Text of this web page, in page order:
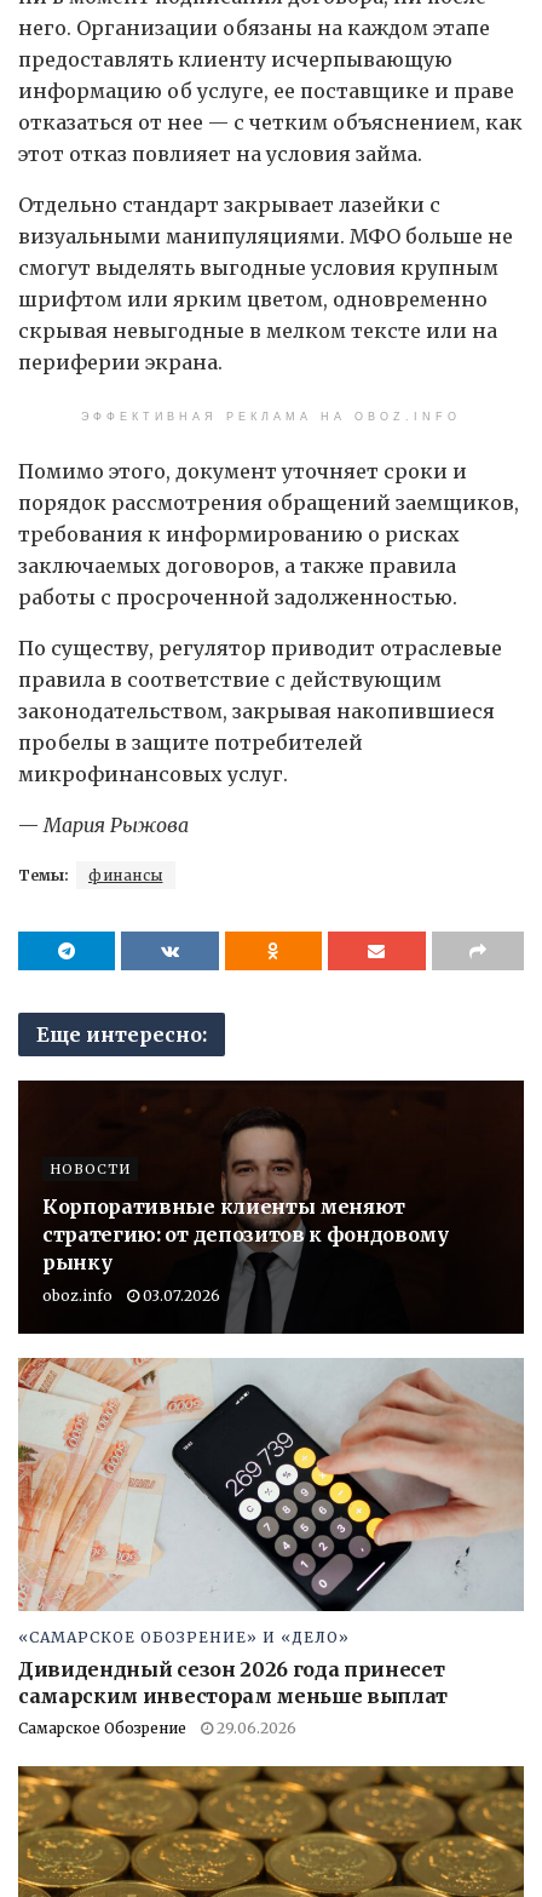
него. Организации обязаны на каждом этапе
предоставлять клиенту исчерпывающую
информацию об услуге, ее поставщике и праве
отказаться от нее — с четким объяснением, как
этот отказ повлияет на условия займа.
Отдельно стандарт закрывает лазейки с
визуальными манипуляциями. МФО больше не
смогут выделять выгодные условия крупным
шрифтом или ярким цветом, одновременно
скрывая невыгодные в мелком тексте или на
периферии экрана.
ЭФФЕКТИВНАЯ РЕКЛАМА НА OBOZ.INFO
Помимо этого, документ уточняет сроки и
порядок рассмотрения обращений заемщиков,
требования к информированию о рисках
заключаемых договоров, а также правила
работы с просроченной задолженностью.
По существу, регулятор приводит отраслевые
правила в соответствие с действующим
законодательством, закрывая накопившиеся
пробелы в защите потребителей
микрофинансовых услуг.
—Мария Рыжова
Темы: финансы
Еще интересно:
НОВОСТИ
Корпоративные клиенты меняют
стратегию: от депозитов к фондовому
рынку
oboz.info 03.07.2026
«САМАРСКОЕ ОБОЗРЕНИЕ» И «ДЕЛО»
Дивидендный сезон 2026 года принесет
самарским инвесторам меньше выплат
Самарское Обозрение 29.06.2026